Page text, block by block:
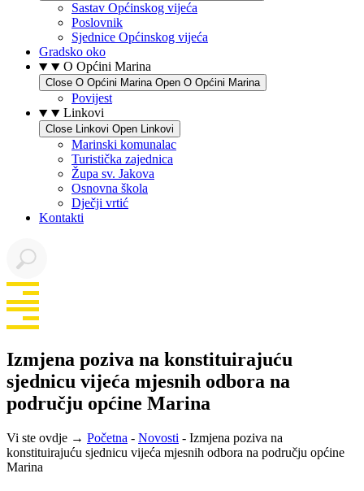
Sastav Općinskog vijeća
Poslovnik
Sjednice Općinskog vijeća
Gradsko oko
O Općini Marina
Close O Općini Marina Open O Općini Marina
Povijest
Linkovi
Close Linkovi Open Linkovi
Marinski komunalac
Turistička zajednica
Župa sv. Jakova
Osnovna škola
Dječji vrtić
Kontakti
Izmjena poziva na konstituirajuću
sjednicu vijeća mjesnih odbora na
području općine Marina
Vi ste ovdje → Početna - Novosti - Izmjena poziva na
konstituirajuću sjednicu vijeća mjesnih odbora na području općine
Marina